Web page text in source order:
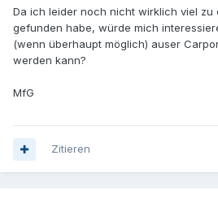
Da ich leider noch nicht wirklich viel zu
gefunden habe, würde mich
(wenn überhaupt möglich) auser
werden kann?
MfG
Zitieren